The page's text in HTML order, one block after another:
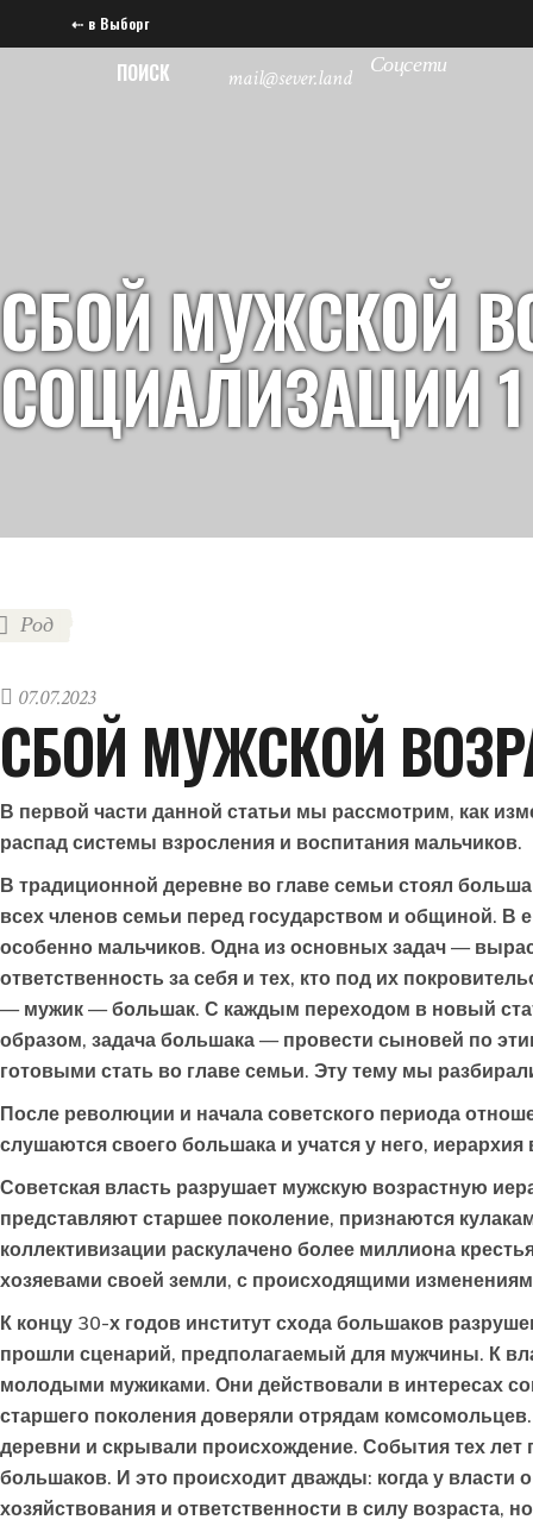
⇠ в Выборг
ПОИСК mail@sever.land Соцсети
СБОЙ МУЖСКОЙ
СОЦИАЛИЗАЦИИ 1
Род
07.07.2023
СБОЙ МУЖСКОЙ
В первой части данной статьи мы рассмотрим, как
распад системы взросления и воспитания мальчиков.
В традиционной деревне во главе семьи стоял
всех членов семьи перед государством и общиной. В
особенно мальчиков. Одна из основных задач —
ответственность за себя и тех, кто под их
— мужик — большак. С каждым переходом в новый
образом, задача большака — провести сыновей по
готовыми стать во главе семьи. Эту тему мы
После революции и начала советского периода
слушаются своего большака и учатся у него,
Советская власть разрушает мужскую возрастную
представляют старшее поколение, признаются
коллективизации раскулачено более миллиона
хозяевами своей земли, с происходящими
К концу 30-х годов институт схода большаков
прошли сценарий, предполагаемый для мужчины. К
молодыми мужиками. Они действовали в интересах
старшего поколения доверяли отрядам
деревни и скрывали происхождение. События тех
большаков. И это происходит дважды: когда у власти
хозяйствования и ответственности в силу возраста,